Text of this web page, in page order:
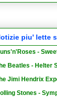
piu' lette
-
Beatles - Helter
Jimi Hendrix
Stones -